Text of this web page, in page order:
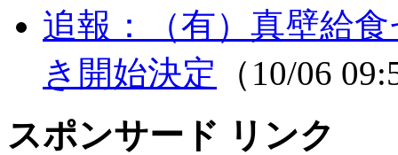
追報：（有）真壁給
き開始決定 （10/06
スポンサード リンク